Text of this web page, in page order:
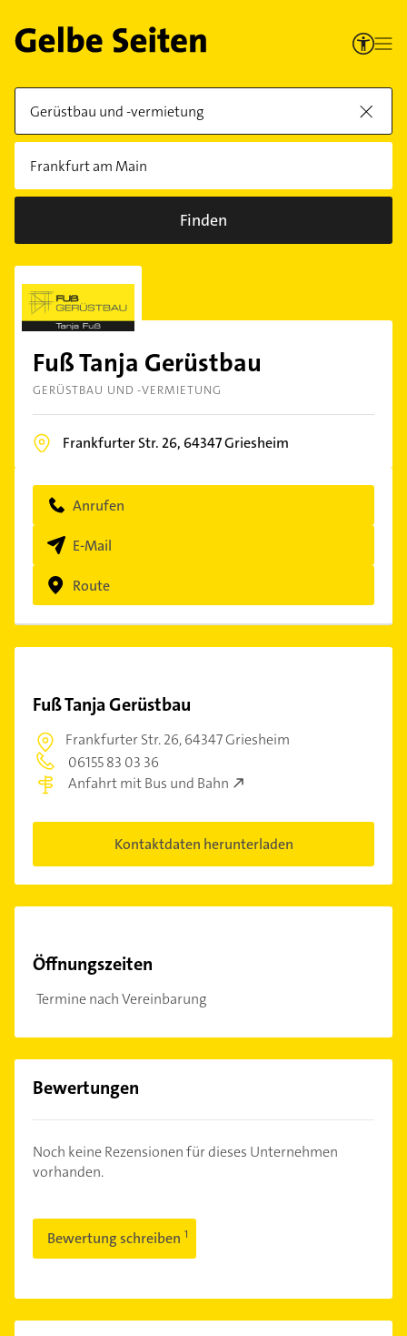
Finden
Fuß Tanja Gerüstbau
GERÜSTBAU UND -VERMIETUNG
Frankfurter Str. 26, 64347Griesheim
Anrufen
E-Mail
Route
Fuß Tanja Gerüstbau
Frankfurter Str. 26,64347 Griesheim
06155 83 03 36
Anfahrt mit Bus und Bahn
Kontaktdaten herunterladen
Öffnungszeiten
Termine nach Vereinbarung
Bewertungen
Noch keine Rezensionen für dieses Unternehmen
vorhanden.
Bewertung schreiben